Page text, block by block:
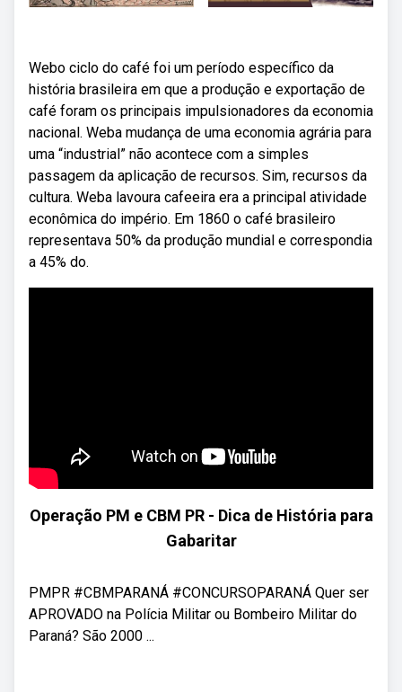
Webo ciclo do café foi um período específico da
história brasileira em que a produção e exportação de
café foram os principais impulsionadores da economia
nacional. Weba mudança de uma economia agrária para
uma “industrial” não acontece com a simples
passagem da aplicação de recursos. Sim, recursos da
cultura. Weba lavoura cafeeira era a principal atividade
econômica do império. Em 1860 o café brasileiro
representava 50% da produção mundial e correspondia
a 45% do.
Operação PM e CBM PR - Dica de História para
Gabaritar
PMPR #CBMPARANÁ #CONCURSOPARANÁ Quer ser
APROVADO na Polícia Militar ou Bombeiro Militar do
Paraná? São 2000 ...